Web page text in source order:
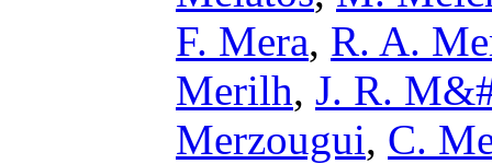
F. Mera, R. A.
Merilh, J. R.
Merzougui, C.